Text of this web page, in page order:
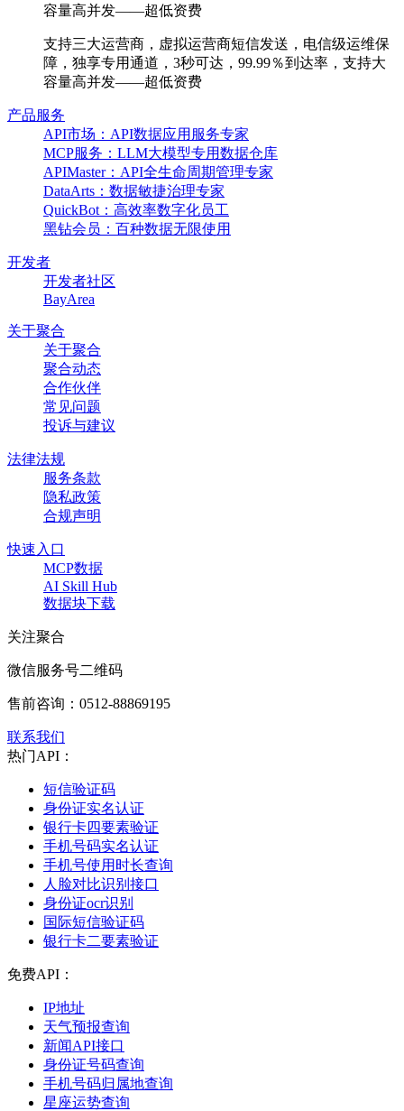
容量高并发——超低资费
支持三大运营商，虚拟运营商短信发送，电信级运维保
障，独享专用通道，3秒可达，99.99％到达率，支持大
容量高并发——超低资费
产品服务
API市场：API数据应用服务专家
MCP服务：LLM大模型专用数据仓库
APIMaster：API全生命周期管理专家
DataArts：数据敏捷治理专家
QuickBot：高效率数字化员工
黑钻会员：百种数据无限使用
开发者
开发者社区
BayArea
关于聚合
关于聚合
聚合动态
合作伙伴
常见问题
投诉与建议
法律法规
服务条款
隐私政策
合规声明
快速入口
MCP数据
AI Skill Hub
数据块下载
关注聚合
微信服务号二维码
售前咨询： 0512-88869195
联系我们
热门API：
短信验证码
身份证实名认证
银行卡四要素验证
手机号码实名认证
手机号使用时长查询
人脸对比识别接口
身份证ocr识别
国际短信验证码
银行卡二要素验证
免费API：
IP地址
天气预报查询
新闻API接口
身份证号码查询
手机号码归属地查询
星座运势查询